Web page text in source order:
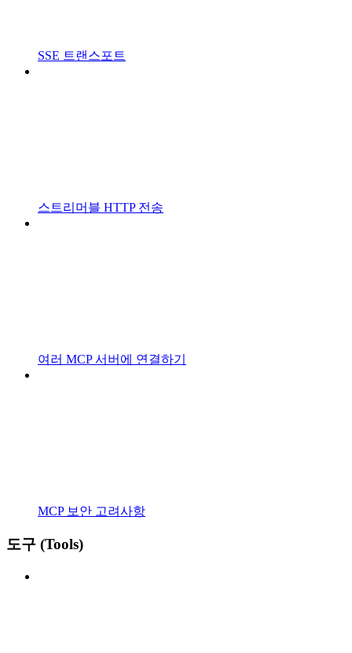
SSE 트랜스포트
스트리머블 HTTP 전송
여러 MCP 서버에 연결하기
MCP 보안 고려사항
도구 (Tools)